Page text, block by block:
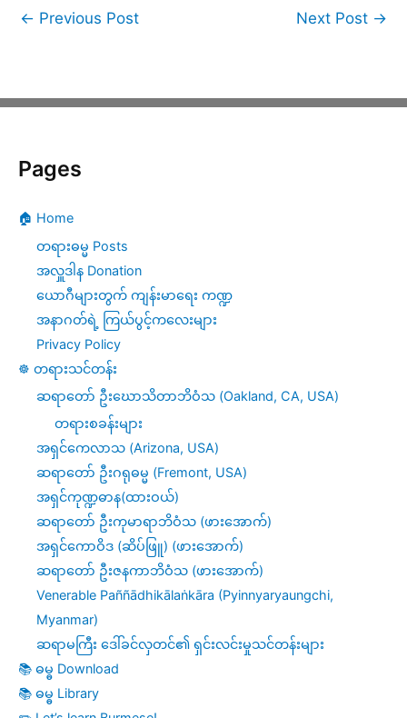
← Previous Post Next Post →
Pages
🏠 Home
တရားဓမ္မ Posts
အလှူဒါန Donation
ယောဂီများတွက် ကျန်းမာရေး ကဏ္ဍ
အနာဂတ်ရဲ့ ကြယ်ပွင့်ကလေးများ
Privacy Policy
☸️ တရားသင်တန်း
ဆရာတော် ဦးဃောသိတာဘိဝံသ (Oakland, CA, USA)
တရားစခန်းများ
အရှင်ကေလာသ (Arizona, USA)
ဆရာတော် ဦးဂရုဓမ္မ (Fremont, USA)
အရှင်ကုဏ္ဍဓာန(ထားဝယ်)
ဆရာတော် ဦးကုမာရာဘိဝံသ (ဖားအောက်)
အရှင်ကောဝိဒ (ဆိပ်ဖြူ) (ဖားအောက်)
ဆရာတော် ဦးဇနကာဘိဝံသ (ဖားအောက်)
Venerable Paññādhikālaṅkāra (Pyinnyaryaungchi,
Myanmar)
ဆရာမကြီး ဒေါ်ခင်လှတင်၏ ရှင်းလင်းမှုသင်တန်းများ
📚 ဓမ္ဓ Download
📚 ဓမ္ဓ Library